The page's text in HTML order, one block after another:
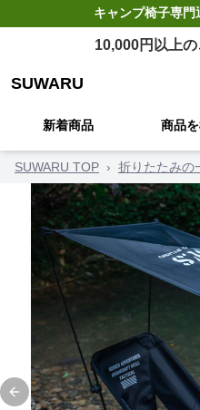
キャンプ椅子専門
10,000円以上
SUWARU
新着商品 商品
SUWARU TOP › 折りたたみの
Previous slide